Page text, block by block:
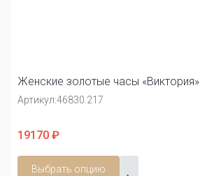
Женские золотые часы «Виктория»
Артикул:46830.217
19170 ₽
Выбрать опцию